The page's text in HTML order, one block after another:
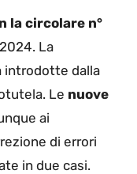
la circolare n°
La
introdotte dalla
Le nuove
ai
di errori
in due casi.